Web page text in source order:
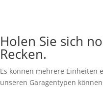
Holen Sie sich
Recken.
Es können mehrere
unseren Garagentypen